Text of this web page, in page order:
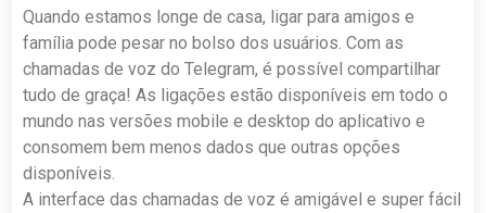
Quando estamos longe de casa, ligar para amigos e
família pode pesar no bolso dos usuários. Com as
chamadas de voz do Telegram, é possível compartilhar
tudo de graça! As ligações estão disponíveis em todo o
mundo nas versões mobile e desktop do aplicativo e
consomem bem menos dados que outras opções
disponíveis.
A interface das chamadas de voz é amigável e super fácil